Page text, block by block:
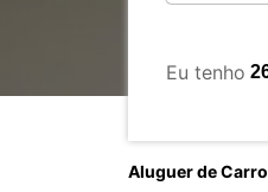
Eu tenho
Aluguer de